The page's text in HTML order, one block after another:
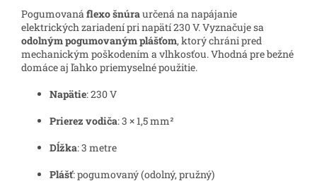
Pogumovanáflexo šnúraurčená na napájanie
elektrických zariadení pri napätí 230 V. Vyznačuje sa
odolným pogumovaným plášťom, ktorý chráni pred
mechanickým poškodením a vlhkosťou. Vhodná pre bežné
domáce aj ľahko priemyselné použitie.
Napätie: 230 V
Prierez vodiča: 3 × 1,5 mm²
Dĺžka: 3 metre
Plášť: pogumovaný (odolný, pružný)